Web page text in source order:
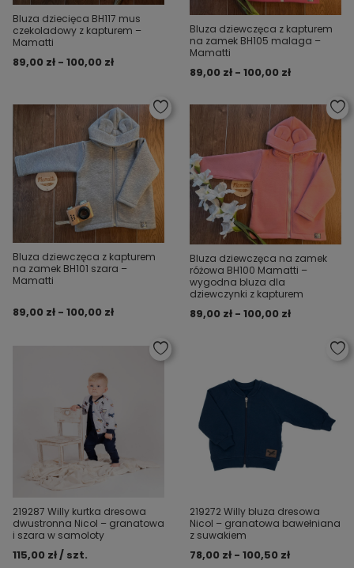
Bluza dziecięca BH117 mus
czekoladowy z kapturem –
Mamatti
89,00 zł - 100,00 zł
Bluza dziewczęca z kapturem
na zamek BH105 malaga –
Mamatti
89,00 zł - 100,00 zł
Bluza dziewczęca z kapturem
na zamek BH101 szara –
Mamatti
89,00 zł - 100,00 zł
Bluza dziewczęca na zamek
różowa BH100 Mamatti –
wygodna bluza dla
dziewczynki z kapturem
89,00 zł - 100,00 zł
219287 Willy kurtka dresowa
dwustronna Nicol – granatowa
i szara w samoloty
115,00 zł / szt.
219272 Willy bluza dresowa
Nicol – granatowa bawełniana
z suwakiem
78,00 zł - 100,50 zł